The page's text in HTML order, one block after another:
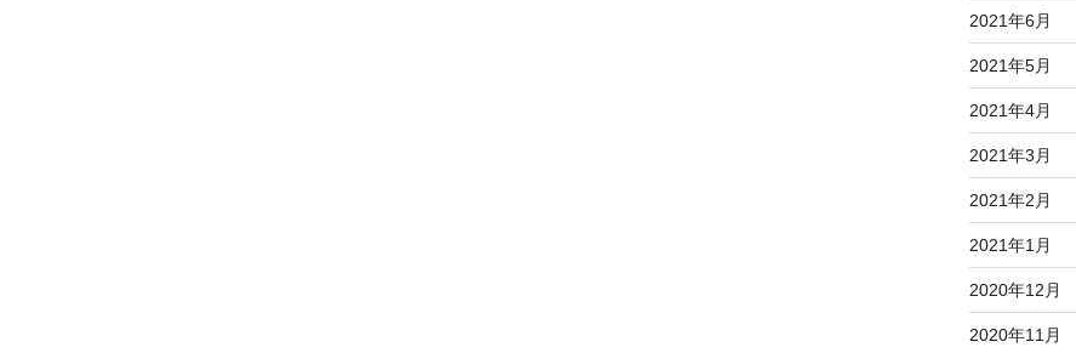
2021年6月
2021年5月
2021年4月
2021年3月
2021年2月
2021年1月
2020年12月
2020年11月